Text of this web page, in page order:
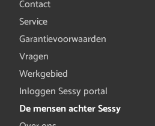
Contact
Service
Garantievoorwaarden
Vragen
Werkgebied
Inloggen Sessy portal
De mensen achter Sessy